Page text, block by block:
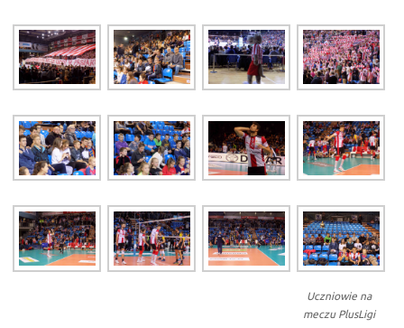
Uczniowie na
meczu PlusLigi